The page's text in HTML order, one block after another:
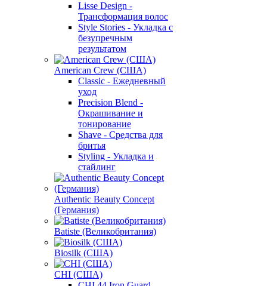
Lisse Design -
Трансформация волос
Style Stories - Укладка с
безупречным
результатом
American Crew (США)
Classic - Ежедневный
уход
Precision Blend -
Окрашивание и
тонирование
Shave - Средства для
бритья
Styling - Укладка и
стайлинг
Authentic Beauty Concept
(Германия)
Batiste (Великобритания)
Biosilk (США)
CHI (США)